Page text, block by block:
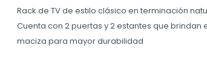
Rack de TV de estilo clásico en terminación
Cuenta con 2 puertas y 2 estantes que
maciza para mayor durabilidad